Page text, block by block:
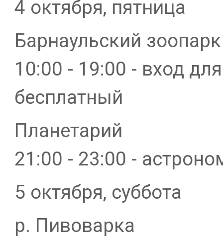
4 октября, пятница
Барнаульский зоопарк
10:00 - 19:00 - вход
бесплатный
Планетарий
21:00 - 23:00 -
5 октября, суббота
р. Пивоварка